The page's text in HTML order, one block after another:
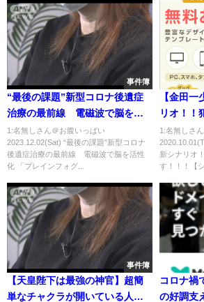
事件簿
“最後の課題”新型コロナ後遺症
治療の最前線 電磁波で脳を活
性化 「ブレインフォグはなぜ起
こるのか？」原因に迫る臨床研
究の現場に密着【news23】｜
1:名無しさん＠お腹いっぱい
2023.12.02(Sat) “最後の課題”新型コロナ
後遺症治療の最前線 電磁波で脳を活性
化 「ブレインフォグ...
【金田
リオ！！
倒す！！
じ】
1:名無しさ
新シナリオ
す！！！【
事件簿
【天皇陛下は最強の神官】超簡
単なチャクラが開いている人の
コロナ禍
の好調支